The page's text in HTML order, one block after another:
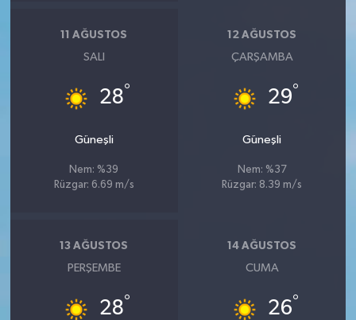
11 AĞUSTOS
SALI
28°
Güneşli
Nem: %39
Rüzgar: 6.69 m/s
12 AĞUSTOS
ÇARŞAMBA
29°
Güneşli
Nem: %37
Rüzgar: 8.39 m/s
13 AĞUSTOS
PERŞEMBE
28°
14 AĞUSTOS
CUMA
26°